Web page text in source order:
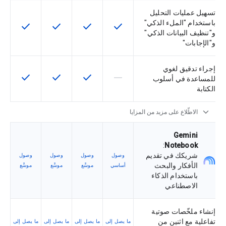
تسهيل عمليات التحليل
باستخدام "الملء الذكي"
و"تنظيف البيانات الذكي"
و"الإجابات"
تتوفّر هذه الميزة لرمز التخزين
check تتوفّر هذه الميزة لرمز
check تتوفّر هذه الميزة
check تتوفّر
check
إجراء تدقيق لغوي
للمساعدة في أسلوب
الكتابة
لا تتوفّر هذه الميزة لرمز التخزين
horizontal_rule تتوفّر هذه الميزة لرمز
check تتوفّر هذه الميزة
check تتوفّر
check
expand_more الاطّلاع على مزيد من المزايا
‫Gemini
Notebook
:
شريكك في تقديم
الأفكار والبحث
باستخدام الذكاء
الاصطناعي
وصول
أساسي
وصول
موسَّع
وصول
موسَّع
وصول
موسَّع
إنشاء ملخّصات صوتية
تفاعلية مع اثنين من
ما يصل إلى
ما يصل إلى
ما يصل إلى
ما يصل إلى